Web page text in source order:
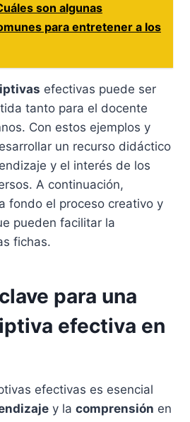
son algunas
para entretener a los
efectivas puede ser
tanto para el docente
Con estos ejemplos y
un recurso didáctico
y el interés de los
A continuación,
fondo el proceso creativo y
pueden facilitar la
fichas.
para una
efectiva en
efectivas es esencial
y la comprensión en